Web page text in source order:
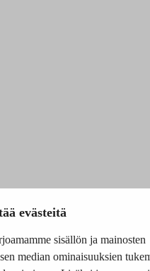
evästeitä
sisällön ja mainosten
median ominaisuuksien